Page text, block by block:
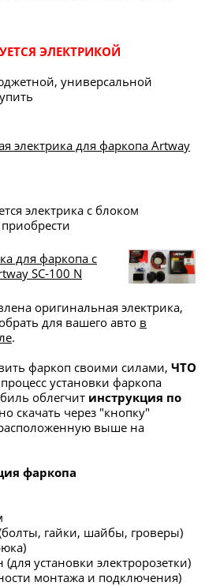
ЭЛЕКТРИКОЙ
универсальной
электрика для фаркопа Artway
электрика с блоком
для фаркопа с
SC-100 N
оригинальная электрика,
для вашего авто в
.
фаркоп своими силами, ЧТО
установки фаркопа
облегчит инструкция по
скачать через "кнопку"
выше на
фаркопа
гайки, шайбы, гроверы)
установки электророзетки)
монтажа и подключения)